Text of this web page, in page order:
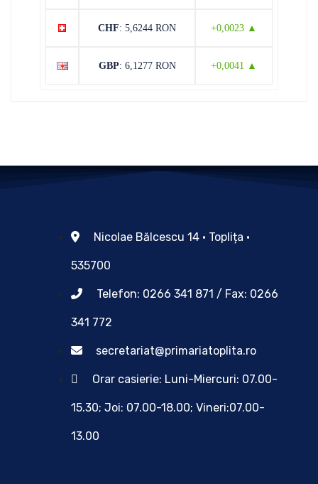
CHF: 5,6244 RON +0,0023 ▲
GBP: 6,1277 RON +0,0041 ▲
Nicolae Bălcescu 14 • Toplița •
535700
Telefon: 0266 341 871 / Fax: 0266
341 772
secretariat@primariatoplita.ro
Orar casierie: Luni-Miercuri: 07.00-
15.30; Joi: 07.00-18.00; Vineri:07.00-
13.00